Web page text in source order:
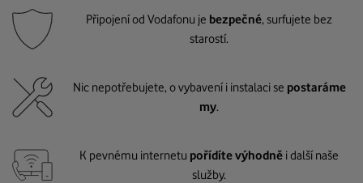
Připojení od Vodafonu je bezpečné, surfujete bez
starostí.
Nic nepotřebujete, o vybavení i instalaci se postaráme
my.
K pevnému internetu pořídíte výhodně i další naše
služby.